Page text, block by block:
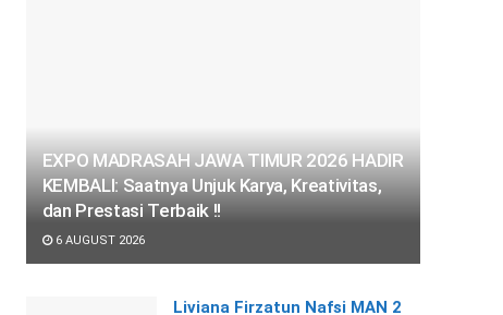
EXPO MADRASAH JAWA TIMUR 2026 HADIR
KEMBALI: Saatnya Unjuk Karya, Kreativitas,
dan Prestasi Terbaik !!
6 AUGUST 2026
Liviana Firzatun Nafsi MAN 2